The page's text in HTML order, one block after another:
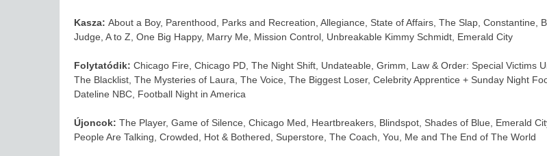
Kasza: About a Boy, Parenthood, Parks and Recreation, Allegiance, State of Affairs, The Slap, Constantine,
Judge, A to Z, One Big Happy, Marry Me, Mission Control, Unbreakable Kimmy Schmidt, Emerald City
Folytatódik: Chicago Fire, Chicago PD, The Night Shift, Undateable, Grimm, Law & Order: Special Victims
The Blacklist, The Mysteries of Laura, The Voice, The Biggest Loser, Celebrity Apprentice + Sunday Night
Dateline NBC, Football Night in America
Újoncok: The Player, Game of Silence, Chicago Med, Heartbreakers, Blindspot, Shades of Blue, Emerald
People Are Talking, Crowded, Hot & Bothered, Superstore, The Coach, You, Me and The End of The World